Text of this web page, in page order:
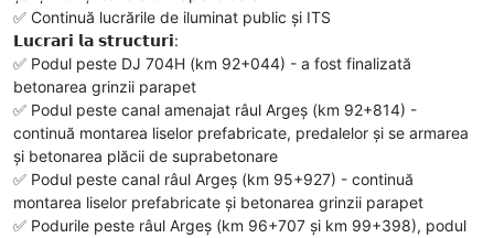
✅️ Continuă lucrările de iluminat public și ITS
𝗟𝘂𝗰𝗿𝗮𝗿𝗶 𝗹𝗮 𝘀𝘁𝗿𝘂𝗰𝘁𝘂𝗿𝗶:
✅️ Podul peste DJ 704H (km 92+044) - a fost finalizată
betonarea grinzii parapet
✅️ Podul peste canal amenajat râul Argeș (km 92+814) -
continuă montarea liselor prefabricate, predalelor și se armarea
și betonarea plăcii de suprabetonare
✅️ Podul peste canal râul Argeș (km 95+927) - continuă
montarea liselor prefabricate și betonarea grinzii parapet
✅️ Podurile peste râul Argeș (km 96+707 și km 99+398), podul